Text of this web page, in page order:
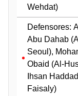
Wehdat)
Defensores:
Abu Dahab
Seoul),
Obaid (Al-
Ihsan
Faisaly)